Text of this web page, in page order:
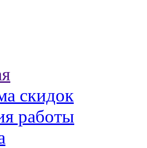
скидок
работы